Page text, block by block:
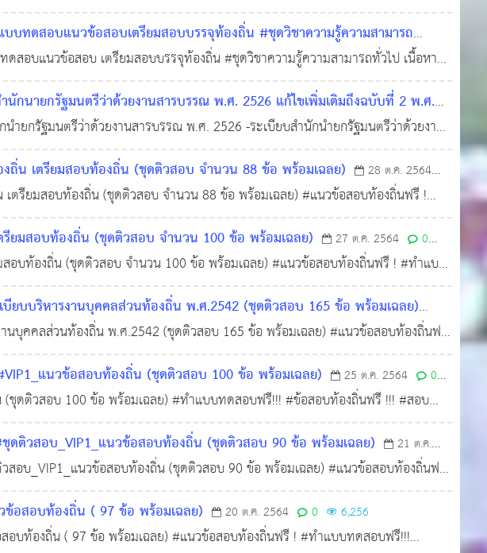
อบโมเดลเศรษฐกิจประเทศไทย 4.0 และแนวข้อสอบแผนพัฒนาเศรษฐกิจและสังคมแห่ง
ทดสอบแนวข้อสอบเตรียมสอบบรรจุท้องถิ่น #ชุดวิชาความรู้ความสามารถ
0 3,554
อบแนวข้อสอบ เตรียมสอบบรรจุท้องถิ่น #ชุดวิชาความรู้ความสามารถทั่วไป เนื้อหา
อสอบเงื่อนไขภาษา แนวข้อสอบการวิเคราะห์ข้อมูลจากตาราง แนวข้อสอบอนุกรม
นายกรัฐมนตรีว่าด้วยงานสารบรรณ พ.ศ. 2526 แก้ไขเพิ่มเติมถึงฉบับที่ 2 พ.ศ.
ยกรัฐมนตรีว่าด้วยงานสารบรรณ พ.ศ. 2526 -ระเบียบสำนักนำยกรัฐมนตรีว่าด้วยงาน
ตรีว่าด้วยงานสารบรรณ (ฉบับที่ 3) พ.ศ. 2560 3-ระเบียบสำนักนำยกรัฐมนตรีว่าด้วย
น เตรียมสอบท้องถิ่น (ชุดติวสอบ จำนวน 88 ข้อ พร้อมเฉลย)
28 ต.ค. 2564
รียมสอบท้องถิ่น (ชุดติวสอบ จำนวน 88 ข้อ พร้อมเฉลย) #แนวข้อสอบท้องถิ่นฟรี !
งถิ่น #แหล่งเรียนรู้ของคนท้องถิ่น
มสอบท้องถิ่น (ชุดติวสอบ จำนวน 100 ข้อ พร้อมเฉลย) 27 ต.ค. 2564
0
บท้องถิ่น (ชุดติวสอบ จำนวน 100 ข้อ พร้อมเฉลย) #แนวข้อสอบท้องถิ่นฟรี ! #ทำแบบ
ล่งเรียนรู้ของคนท้องถิ่น
บบริหารงานบุคคลส่วนท้องถิ่น พ.ศ.2542 (ชุดติวสอบ 165 ข้อ พร้อมเฉลย)
บุคคลส่วนท้องถิ่น พ.ศ.2542 (ชุดติวสอบ 165 ข้อ พร้อมเฉลย) #แนวข้อสอบท้องถิ่นฟรี
องถิ่น #แหล่งเรียนรู้ของคนท้องถิ่น
แนวข้อสอบท้องถิ่น (ชุดติวสอบ 100 ข้อ พร้อมเฉลย) 25 ต.ค. 2564
0
ชุดติวสอบ 100 ข้อ พร้อมเฉลย) #ทำแบบทดสอบฟรี!!! #ข้อสอบท้องถิ่นฟรี !!! #สอบ
ติวสอบ_VIP1_แนวข้อสอบท้องถิ่น (ชุดติวสอบ 90 ข้อ พร้อมเฉลย)
21 ต.ค.
อบ_VIP1_แนวข้อสอบท้องถิ่น (ชุดติวสอบ 90 ข้อ พร้อมเฉลย) #แนวข้อสอบท้องถิ่นฟรี
องถิ่น #แหล่งเรียนรู้ของคนท้องถิ่น
อสอบท้องถิ่น ( 97 ข้อ พร้อมเฉลย) 20 ต.ค. 2564 0 6,256
บท้องถิ่น ( 97 ข้อ พร้อมเฉลย) #แนวข้อสอบท้องถิ่นฟรี ! #ทำแบบทดสอบฟรี!!!